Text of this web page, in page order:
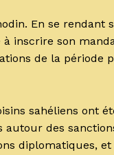
En se rendant
à inscrire son
de la période
sahéliens ont
des
diplomatiques,